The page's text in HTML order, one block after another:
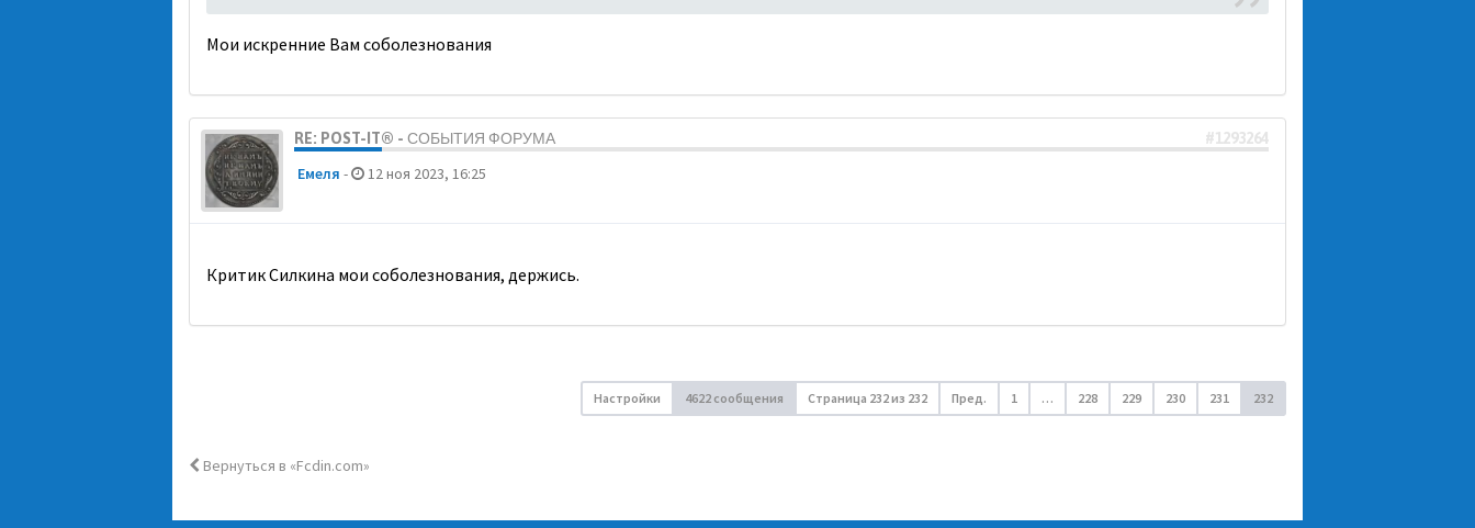
Мои искренние Вам соболезнования
RE: POST-IT® - СОБЫТИЯ ФОРУМА #1293264
Емеля - 12 ноя 2023, 16:25
Критик Силкина мои соболезнования, держись.
Настройки 4622 сообщения Страница 232из 232 Пред. 1 … 228 229 230 231 232
Вернуться в «Fcdin.com»